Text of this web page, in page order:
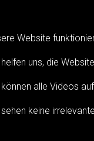
Website
uns, die
können alle Videos
keine